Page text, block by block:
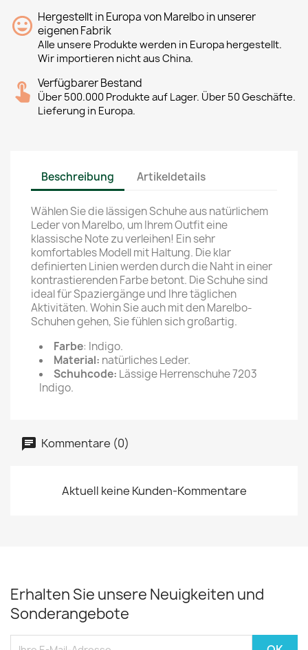
Hergestellt in Europa von Marelbo in unserer
eigenen Fabrik
Alle unsere Produkte werden in Europa hergestellt.
Wir importieren nicht aus China.
Verfügbarer Bestand
Über 500.000 Produkte auf Lager. Über 50 Geschäfte.
Lieferung in Europa.
Beschreibung Artikeldetails
Wählen Sie die lässigen Schuhe aus natürlichem
Leder von Marelbo, um Ihrem Outfit eine
klassische Note zu verleihen! Ein sehr
komfortables Modell mit Haltung. Die klar
definierten Linien werden durch die Naht in einer
kontrastierenden Farbe betont. Die Schuhe sind
ideal für Spaziergänge und Ihre täglichen
Aktivitäten. Wohin Sie auch mit den Marelbo-
Schuhen gehen, Sie fühlen sich großartig.
Farbe: Indigo.
Material: natürliches Leder.
Schuhcode: Lässige Herrenschuhe 7203
Indigo.
Kommentare (0)
Aktuell keine Kunden-Kommentare
Erhalten Sie unsere Neuigkeiten und
Sonderangebote